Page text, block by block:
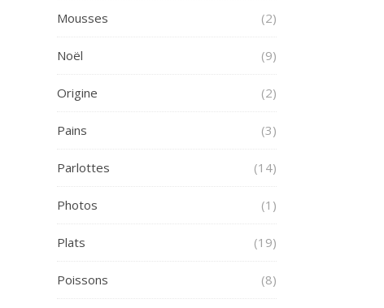
Mousses (2)
Noël (9)
Origine (2)
Pains (3)
Parlottes (14)
Photos (1)
Plats (19)
Poissons (8)